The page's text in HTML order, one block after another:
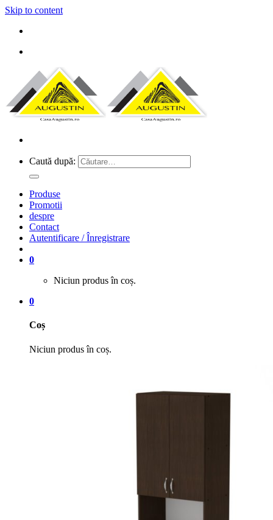
Skip to content
Caută după:
Produse
Promotii
despre
Contact
Autentificare / Înregistrare
0
Niciun produs în coș.
0
Coș
Niciun produs în coș.